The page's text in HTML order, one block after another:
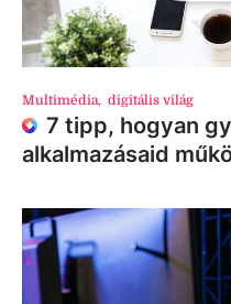
Multimédia, digitális világ
7 tipp, hogyan
alkalmazásaid